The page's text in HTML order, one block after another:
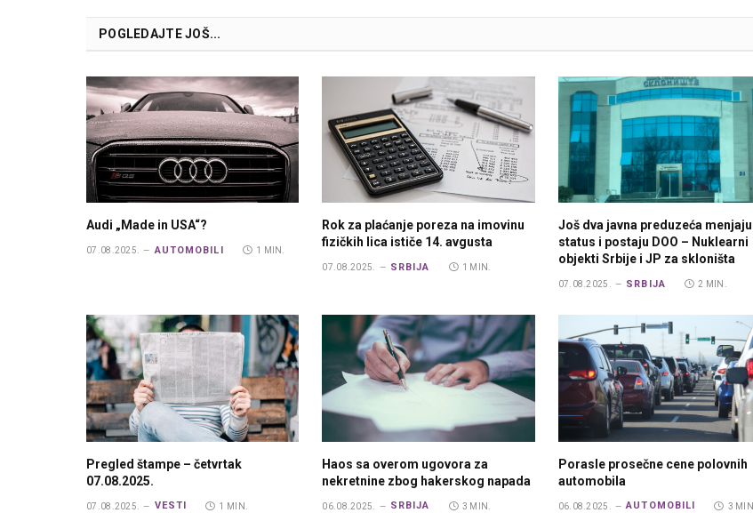
POGLEDAJTE JOŠ...
Audi „Made in USA“?
07.08.2025. AUTOMOBILI 1 MIN.
Rok za plaćanje poreza na imovinu
fizičkih lica ističe 14. avgusta
07.08.2025. SRBIJA 1 MIN.
Još dva javna preduzeća menjaju
status i postaju DOO – Nuklearni
objekti Srbije i JP za skloništa
07.08.2025. SRBIJA 2 MIN.
Pregled štampe – četvrtak
07.08.2025.
07.08.2025. VESTI 1 MIN.
Haos sa overom ugovora za
nekretnine zbog hakerskog napada
06.08.2025. SRBIJA 3 MIN.
Porasle prosečne cene polovnih
automobila
06.08.2025. AUTOMOBILI 3 MIN.